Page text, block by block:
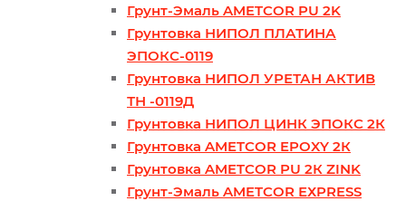
Грунт-Эмаль AMETCOR PU 2K
Грунтовка НИПОЛ ПЛАТИНА
ЭПОКС-0119
Грунтовка НИПОЛ УРЕТАН АКТИВ
ТН -0119Д
Грунтовка НИПОЛ ЦИНК ЭПОКС 2К
Грунтовка AMETCOR EPOXY 2К
Грунтовка AMETCOR PU 2К ZINK
Грунт-Эмаль AMETCOR ЕХPRESS